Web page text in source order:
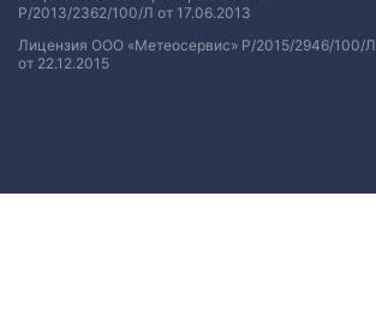
Р/2013/2362/100/Л от 17.06.2013
Лицензия ООО «Метеосервис» Р/2015/2946/100/Л
от 22.12.2015